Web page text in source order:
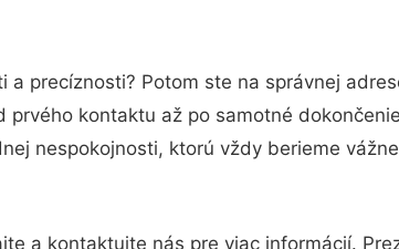
precíznosti? Potom ste na správnej
kontaktu až po samotné
nespokojnosti, ktorú vždy berieme
a kontaktujte nás pre viac informácií.